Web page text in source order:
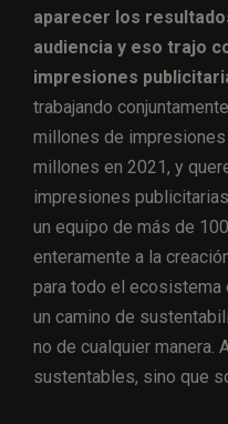
aparecer los
audiencia y eso trajo
impresiones
trabajando
millones de
millones en 2021, y
impresiones
un equipo de más de
enteramente a la
para todo el ecosistema
un camino de
no de cualquier manera.
sustentables, sino que